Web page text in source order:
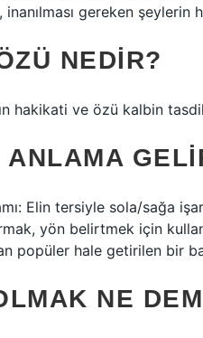
inanılması gereken şeylerin
NEDIR?
hakikati ve özü kalbin
ANLAMA
Elin tersiyle sola/sağa
yön belirtmek için
popüler hale getirilen bir
NE